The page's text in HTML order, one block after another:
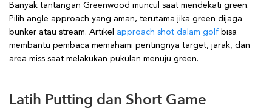
Banyak tantangan Greenwood muncul saat mendekati green.
Pilih angle approach yang aman, terutama jika green dijaga
bunker atau stream. Artikel approach shot dalam golf bisa
membantu pembaca memahami pentingnya target, jarak, dan
area miss saat melakukan pukulan menuju green.
Latih Putting dan Short Game